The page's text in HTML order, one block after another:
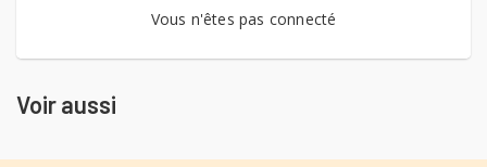
Vous n'êtes pas connecté
Voir aussi